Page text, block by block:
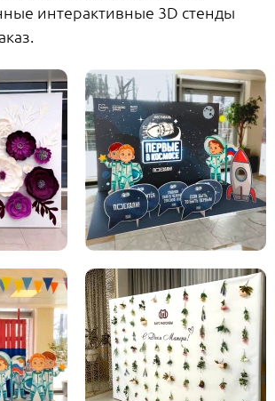
интерактивные 3D стенды